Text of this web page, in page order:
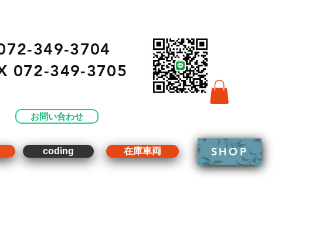
349-3704
072-349-3705
お問い合わせ
coding 在庫車両 SHOP